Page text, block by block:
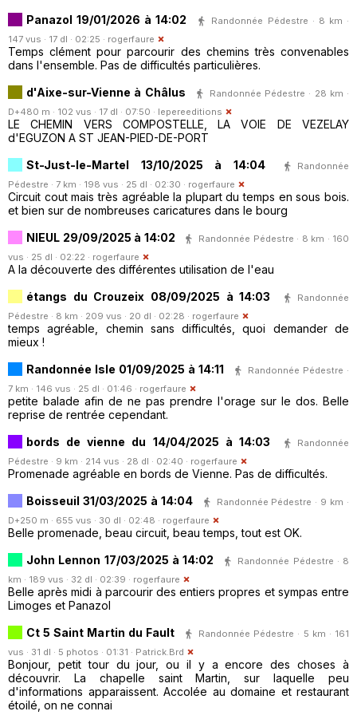
Panazol 19/01/2026 à 14:02
Randonnée Pédestre · 8 km ·
147 vus · 17 dl · 02:25 · rogerfaure
Temps clément pour parcourir des chemins très convenables
dans l'ensemble. Pas de difficultés particulières.
d'Aixe-sur-Vienne à Châlus
Randonnée Pédestre · 28 km ·
D+480 m · 102 vus · 17 dl · 07:50 · lepereeditions
LE CHEMIN VERS COMPOSTELLE, LA VOIE DE VEZELAY
d'EGUZON A ST JEAN-PIED-DE-PORT
St-Just-le-Martel 13/10/2025 à 14:04
Randonnée
Pédestre · 7 km · 198 vus · 25 dl · 02:30 · rogerfaure
Circuit cout mais très agréable la plupart du temps en sous bois.
et bien sur de nombreuses caricatures dans le bourg
NIEUL 29/09/2025 à 14:02
Randonnée Pédestre · 8 km · 160
vus · 25 dl · 02:22 · rogerfaure
A la découverte des différentes utilisation de l'eau
étangs du Crouzeix 08/09/2025 à 14:03
Randonnée
Pédestre · 8 km · 209 vus · 20 dl · 02:28 · rogerfaure
temps agréable, chemin sans difficultés, quoi demander de
mieux !
Randonnée Isle 01/09/2025 à 14:11
Randonnée Pédestre ·
7 km · 146 vus · 25 dl · 01:46 · rogerfaure
petite balade afin de ne pas prendre l'orage sur le dos. Belle
reprise de rentrée cependant.
bords de vienne du 14/04/2025 à 14:03
Randonnée
Pédestre · 9 km · 214 vus · 28 dl · 02:40 · rogerfaure
Promenade agréable en bords de Vienne. Pas de difficultés.
Boisseuil 31/03/2025 à 14:04
Randonnée Pédestre · 9 km ·
D+250 m · 655 vus · 30 dl · 02:48 · rogerfaure
Belle promenade, beau circuit, beau temps, tout est OK.
John Lennon 17/03/2025 à 14:02
Randonnée Pédestre · 8
km · 189 vus · 32 dl · 02:39 · rogerfaure
Belle après midi à parcourir des entiers propres et sympas entre
Limoges et Panazol
Ct 5 Saint Martin du Fault
Randonnée Pédestre · 5 km · 161
vus · 31 dl · 5 photos · 01:31 · Patrick.Brd
Bonjour, petit tour du jour, ou il y a encore des choses à
découvrir. La chapelle saint Martin, sur laquelle peu
d'informations apparaissent. Accolée au domaine et restaurant
étoilé, on ne connai